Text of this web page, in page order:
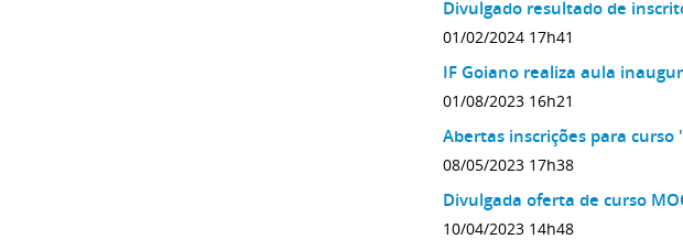
Divulgado resultado de
01/02/2024 17h41
IF Goiano realiza aula
01/08/2023 16h21
Abertas inscrições para
08/05/2023 17h38
Divulgada oferta de curso
10/04/2023 14h48